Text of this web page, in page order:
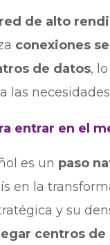
red de alto
conexiones
de datos,
las
entrar en el
es un paso
en la
y su
centros